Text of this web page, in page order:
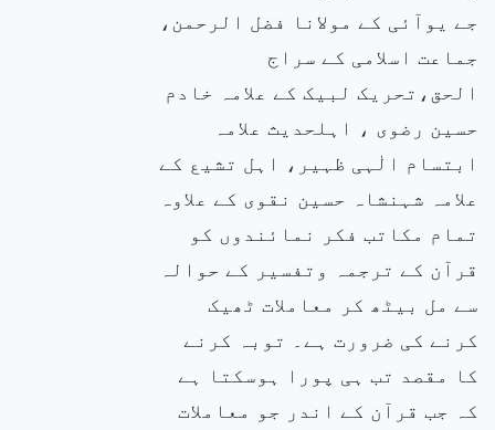
جے یوآئی کے مولانا فضل الرحمن،
جماعت اسلامی کے سراج
الحق،تحریک لبیک کے علامہ خادم
حسین رضوی ، اہلحدیث علامہ
ابتسام الٰہی ظہیر، اہل تشیع کے
علامہ شہنشاہ حسین نقوی کے علاوہ
تمام مکاتب فکر نمائندوں کو
قرآن کے ترجمہ وتفسیر کے حوالہ
سے مل بیٹھ کر معاملات ٹھیک
کرنے کی ضرورت ہے۔ توبہ کرنے
کا مقصد تب ہی پورا ہوسکتا ہے
کہ جب قرآن کے اندر جو معاملات